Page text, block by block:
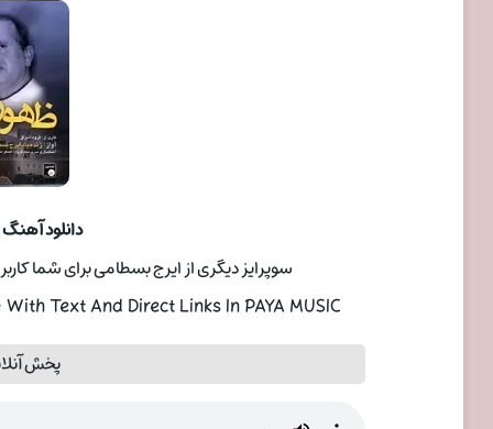
دانلود
سوپرایز دیگری از ایرج بسطامی برای شما
With Text And Direct Links In PAYA MUSIC
پخش